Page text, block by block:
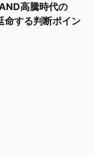
高騰時代の
命する判断ポイン